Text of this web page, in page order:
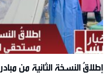
إطلاقُ النسخة الثانية من